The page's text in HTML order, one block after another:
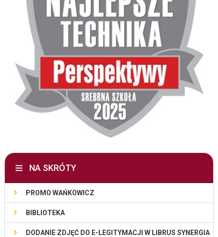
NA SKRÓTY
PROMO WAŃKOWICZ
BIBLIOTEKA
DODANIE ZDJĘĆ DO E-LEGITYMACJI W LIBRUS SYNERGIA